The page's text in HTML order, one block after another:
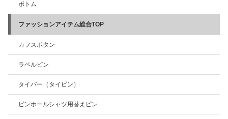
ボトム
ファッションアイテム総合TOP
カフスボタン
ラペルピン
タイバー（タイピン）
ピンホールシャツ用替えピン